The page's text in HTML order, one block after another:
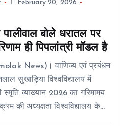
February 20, 2026
बोले धरातल पर
ही पिपलांत्री मॉडल है
News)। वाणिज्य एवं प्रबंधन
सुखाड़िया विश्वविद्यालय में
स्मृति व्याख्यान 2026 का गरिमामय
की अध्यक्षता विश्वविद्यालय के…